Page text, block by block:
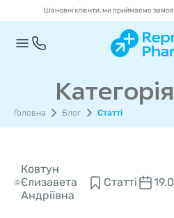
Шановні клієнти, ми приймаємо
Головна Блог Статті
Ковтун
Єлизавета
Андріївна
Статті